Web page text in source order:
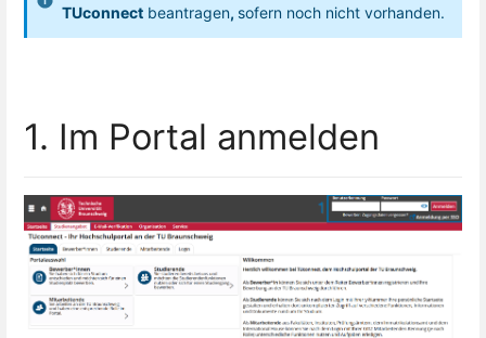
TUconnect beantragen, sofern noch nicht vorhanden.
1. Im Portal anmelden